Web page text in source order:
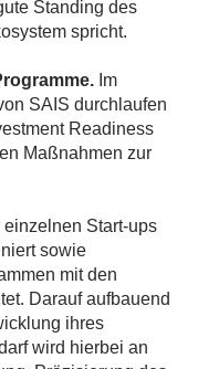
Standing des
spricht.
Im
SAIS durchlaufen
Readiness
Maßnahmen zur
Start-ups
sowie
mit den
Darauf aufbauend
ihres
wird hierbei an